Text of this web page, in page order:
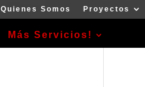
Quienes Somos Proyectos
Más Servicios!